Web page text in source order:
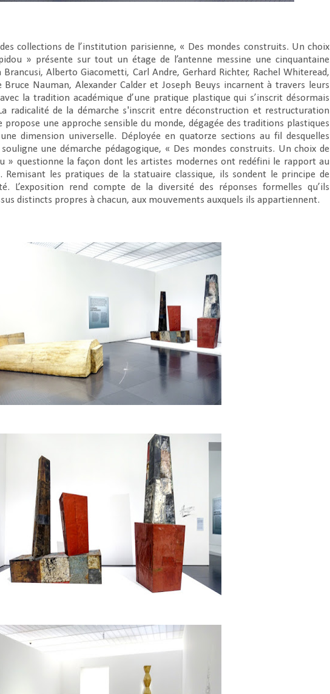
collections de l’institution parisienne, « Des mondes construits. Un choix
» présente sur tout un étage de l’antenne messine une cinquantaine
Alberto Giacometti, Carl Andre, Gerhard Richter, Rachel Whiteread,
Bruce Nauman, Alexander Calder et Joseph Beuys incarnent à travers leurs
la tradition académique d’une pratique plastique qui s’inscrit désormais
radicalité de la démarche s'inscrit entre déconstruction et restructuration
une approche sensible du monde, dégagée des traditions plastiques
dimension universelle. Déployée en quatorze sections au fil desquelles
souligne une démarche pédagogique, « Des mondes construits. Un choix de
» questionne la façon dont les artistes modernes ont redéfini le rapport au
Remisant les pratiques de la statuaire classique, ils sondent le principe de
L’exposition rend compte de la diversité des réponses formelles qu’ils
distincts propres à chacun, aux mouvements auxquels ils appartiennent.